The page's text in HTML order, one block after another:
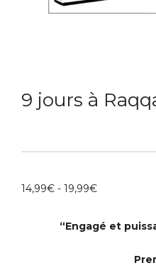
9 jours à
14,99€ - 19,99€
“Engagé et